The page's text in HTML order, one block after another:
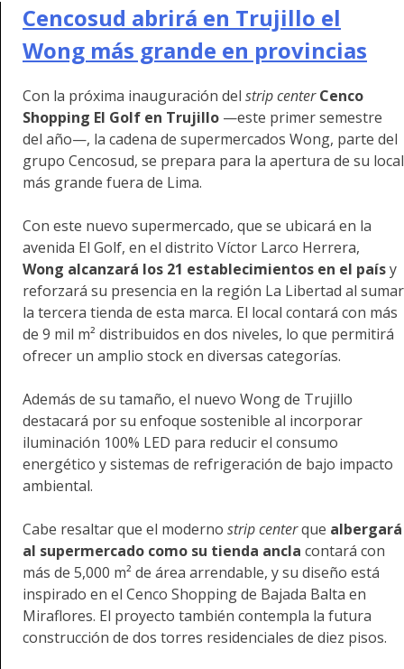
Cencosud abrirá en Trujillo el
Wong más grande en provincias
Con la próxima inauguración del strip center Cenco
Shopping El Golf en Trujillo —este primer semestre
del año—, la cadena de supermercados Wong, parte del
grupo Cencosud, se prepara para la apertura de su local
más grande fuera de Lima.
Con este nuevo supermercado, que se ubicará en la
avenida El Golf, en el distrito Víctor Larco Herrera,
Wong alcanzará los 21 establecimientos en el paísy
reforzará su presencia en la región La Libertad al sumar
la tercera tienda de esta marca. El local contará con más
de 9 mil m² distribuidos en dos niveles, lo que permitirá
ofrecer un amplio stock en diversas categorías.
Además de su tamaño, el nuevo Wong de Trujillo
destacará por su enfoque sostenible al incorporar
iluminación 100% LED para reducir el consumo
energético y sistemas de refrigeración de bajo impacto
ambiental.
Cabe resaltar que el moderno strip centerque albergará
al supermercado como su tienda ancla contará con
más de 5,000 m² de área arrendable, y su diseño está
inspirado en el Cenco Shopping de Bajada Balta en
Miraflores. El proyecto también contempla la futura
construcción de dos torres residenciales de diez pisos.